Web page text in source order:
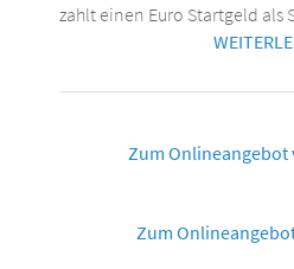
zahlt einen Euro Startgeld als
Zum Onlineangebot
Zum